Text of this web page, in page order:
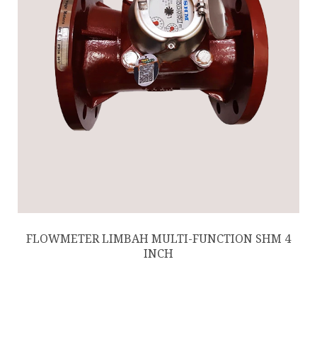
FLOWMETER LIMBAH MULTI-FUNCTION SHM 4
INCH